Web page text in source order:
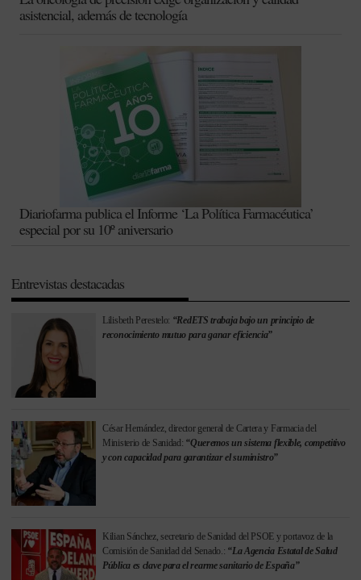
asistencial, además de tecnología
Diariofarma publica el Informe ‘La Política Farmacéutica’
especial por su 10º aniversario
Entrevistas destacadas
Lilisbeth Perestelo: “RedETS trabaja bajo un principio de
reconocimiento mutuo para ganar eficiencia”
César Hernández, director general de Cartera y Farmacia del
Ministerio de Sanidad: “Queremos un sistema flexible, competitivo
y con capacidad para garantizar el suministro”
Kilian Sánchez, secretario de Sanidad del PSOE y portavoz de la
Comisión de Sanidad del Senado.: “La Agencia Estatal de Salud
Pública es clave para el rearme sanitario de España”